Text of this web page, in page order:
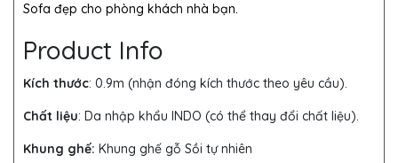
Sofa đẹp cho phòng khách nhà bạn.
Product Info
Kích thước: 0.9m (nhận đóng kích thước theo yêu cầu).
Chất liệu: Da nhập khẩu INDO (có thể thay đổi chất liệu).
Khung ghế: Khung ghế gỗ Sồi tự nhiên